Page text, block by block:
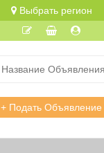
Выбрать регион
+ Подать Объявление